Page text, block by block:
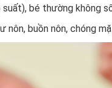
bé thường không
buồn nôn, chóng